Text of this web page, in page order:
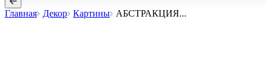
Главная Декор Картины АБСТРАКЦИЯ...